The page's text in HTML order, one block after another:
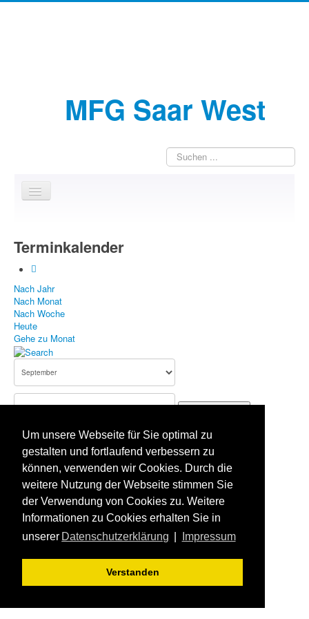
Um unsere Webseite für Sie optimal zu
gestalten und fortlaufend verbessern zu
können, verwenden wir Cookies. Durch die
weitere Nutzung der Webseite stimmen Sie
der Verwendung von Cookies zu. Weitere
Informationen zu Cookies erhalten Sie in
unserer Datenschutzerklärung Impressum
Verstanden
MFG Saar West
Suchen
...
Wir über uns
Jugendarbeit
Kontakte
Bildergallerie
Aufnahmeantrag
Terminkalender
Datenschutz
Haftungsausschluss
Terminkalender
Nach Jahr
Nach Monat
Nach Woche
Heute
Gehe zu Monat
Vorheriger Tag
Samstag, 21. September 2024
Folgetag
Es wurden keine Events gefunden
Aktuelle Seite: Startseite Terminkalender